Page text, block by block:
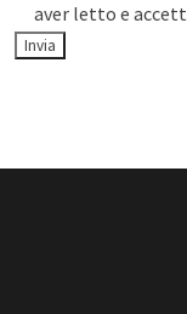
aver letto e